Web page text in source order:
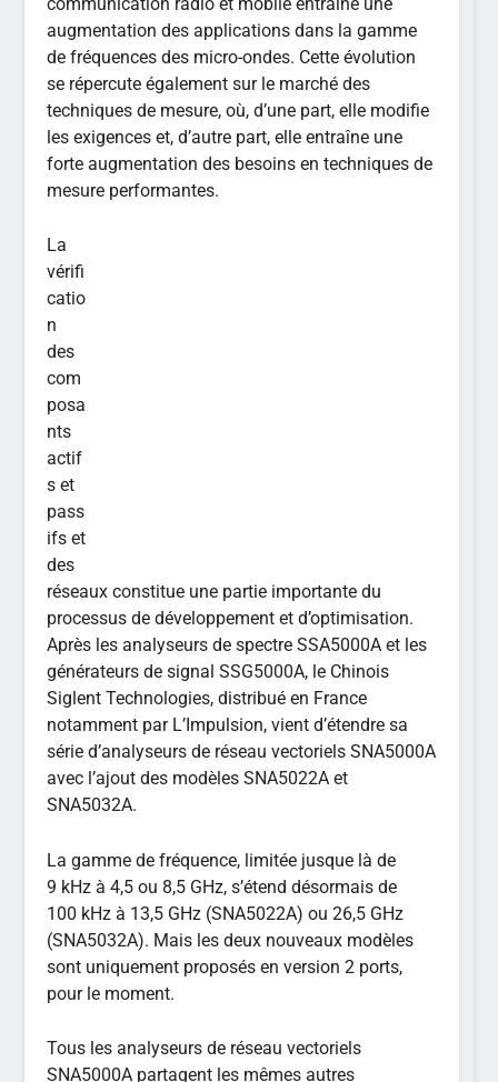
augmentation des applications dans la gamme
de fréquences des micro-ondes. Cette évolution
se répercute également sur le marché des
techniques de mesure, où, d’une part, elle modifie
les exigences et, d’autre part, elle entraîne une
forte augmentation des besoins en techniques de
mesure performantes.
La
vérifi
catio
n
des
com
posa
nts
actif
s et
pass
ifs et
des
réseaux constitue une partie importante du
processus de développement et d’optimisation.
Après les analyseurs de spectre SSA5000A et les
générateurs de signal SSG5000A, le Chinois
Siglent Technologies, distribué en France
notamment par L’Impulsion, vient d’étendre sa
série d’analyseurs de réseau vectoriels SNA5000A
avec l’ajout des modèles SNA5022A et
SNA5032A.
La gamme de fréquence, limitée jusque là de
9 kHz à 4,5 ou 8,5 GHz, s’étend désormais de
100 kHz à 13,5 GHz (SNA5022A) ou 26,5 GHz
(SNA5032A). Mais les deux nouveaux modèles
sont uniquement proposés en version 2 ports,
pour le moment.
Tous les analyseurs de réseau vectoriels
SNA5000A partagent les mêmes autres